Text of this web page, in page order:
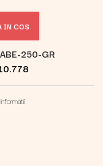
IN COS
250-GR